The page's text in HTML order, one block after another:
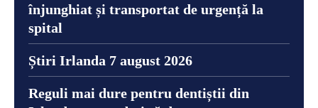
înjunghiat și transportat de urgență la
spital
Știri Irlanda 7 august 2026
Reguli mai dure pentru dentiștii din